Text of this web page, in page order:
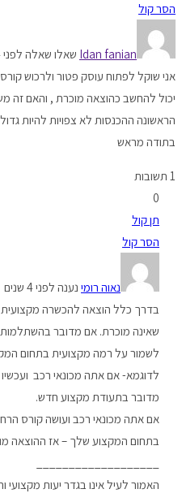
הסר קול
Idan fanian שאלו שאלה לפני 4 שנים
אני שוקל לפתוח עוסק פטור ולרכוש
יכול להחשב כהוצאה מוכרת , והאם זה
הראשונה ההכנסות לא צפויות להיות
בתודה מראש
1 תשובות
0
תן קול
הסר קול
נאוה רומי נענה לפני 4 שנים
בדרך כלל הוצאה להכשרה
שאינה מוכרת. אם מדובר
לשמור על רמה מקצועית בתחום
לדוגמא- אם אתה מכונאי רכב ועכשיו
מדובר בתעודת מקצוע חדש.
אם אתה מכונאי רכב ועושה קורס
בתחום המקצוע שלך – אז ההוצאה
האמור לעיל אינו בגדר יעות מקצועי